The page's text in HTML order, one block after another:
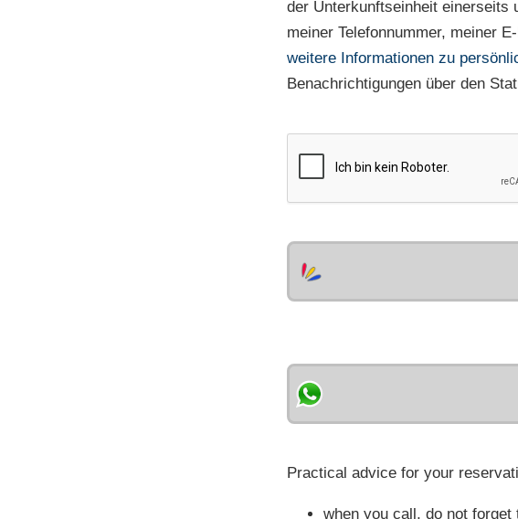
der Unterkunftseinheit einerseits
meiner Telefonnummer, meiner
weitere Informationen zu
Benachrichtigungen über den
Practical advice for your
when you call, do not forget